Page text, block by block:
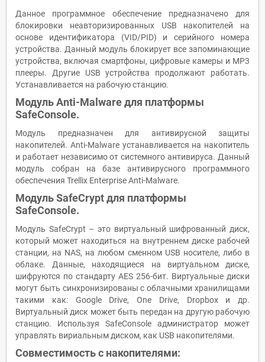
Данное программное обеспечение предназначено для
блокировки неавторизированных USB накопителей на
основе идентификатора (VID/PID) и серийного номера
устройства. Данный модуль блокирует все запоминающие
устройства, включая смартфоны, цифровые камеры и MP3
плееры. Другие USB устройства продолжают работать.
Устанавливается на рабочую станцию.
МодульAnti-Malwareдля платформы
SafeConsole.
Модуль предназначен для антивирусной защиты
накопителей. Anti-Malware устанавливается на накопитель
и работает независимо от системного антивируса. Данный
модуль собран на базе антивирусного программного
обеспечения Trellix Enterprise Anti-Malware.
МодульSafeCryptдля платформы
SafeConsole.
Модуль SafeCrypt – это виртуальный шифрованный диск,
который может находиться на внутреннем диске рабочей
станции, на NAS, на любом сменном USB носителе, либо в
облаке. Данные, находящиеся на виртуальном диске,
шифруются по стандарту AES 256-бит. Виртуальные диски
могут быть синхронизированы с облачными хранилищами
такими как: Google Drive, One Drive, Dropbox и др.
Виртуальный диск может быть передан на другую рабочую
станцию. Используя SafeConsole администратор может
управлять вириальным диском, как USB накопителями.
Совместимость с накопителями: